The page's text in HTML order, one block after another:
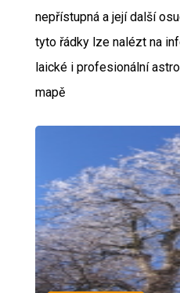
nepřístupná a její další
tyto řádky lze nalézt na
laické i profesionální
mapě